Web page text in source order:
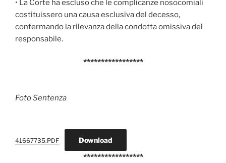
• La Corte ha escluso che le complicanze nosocomiali
costituissero una causa esclusiva del decesso,
confermando la rilevanza della condotta omissiva del
responsabile.
*****************
Foto Sentenza
41667735.PDF Download
*****************